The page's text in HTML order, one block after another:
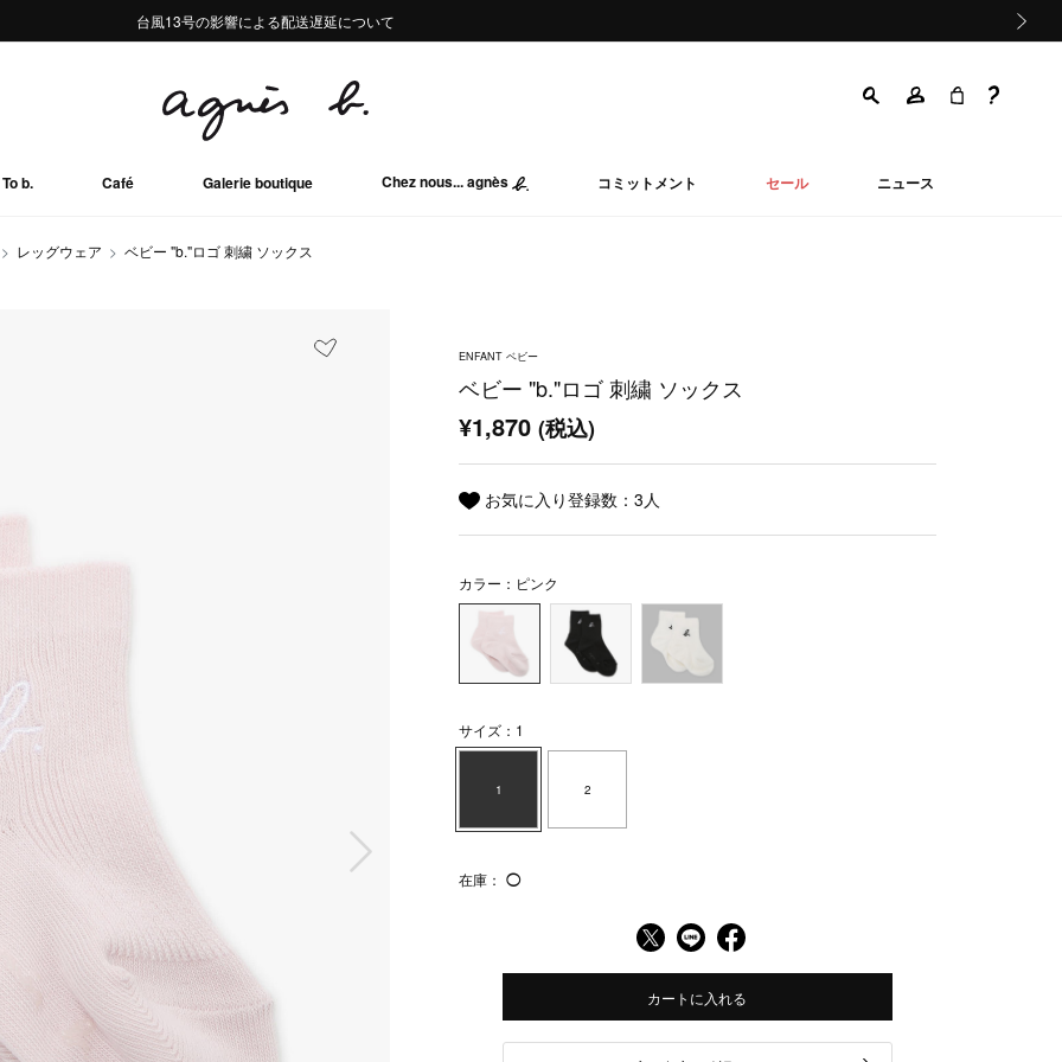
熊本地域地震の影響による配送遅延について
Summer Sale 2buy10%OFF!!
台風13号の影響による配送遅延について
熊本地域地震の影響による配送遅延について
Summer Sale 2buy10%OFF!!
To b. Café Galerie boutique Chez nous... agnès コミットメント セール ニュース
レッグウェア ベビー "b."ロゴ 刺繍 ソックス
ENFANT ベビー
ベビー "b."ロゴ 刺繍 ソックス
¥1,870(税込)
お気に入り登録数：3人
カラー：ピンク
サイズ：1
1 2
在庫： ◯
カートに入れる